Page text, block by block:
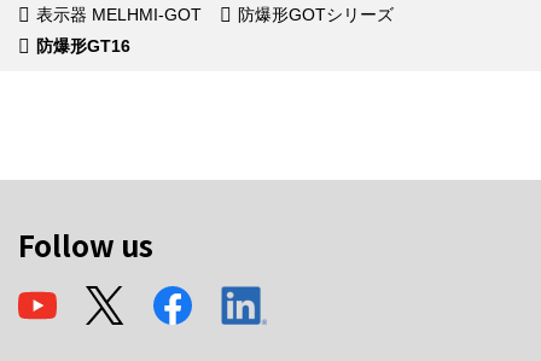
表示器 MELHMI-GOT
防爆形GOTシリーズ
防爆形GT16
Follow us